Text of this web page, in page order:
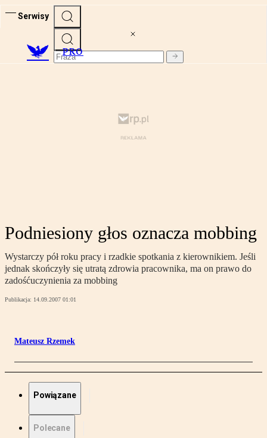
Serwisy
PRO
Podniesiony głos oznacza mobbing
Wystarczy pół roku pracy i rzadkie spotkania z kierownikiem. Jeśli
jednak skończyły się utratą zdrowia pracownika, ma on prawo do
zadośćuczynienia za mobbing
Publikacja: 14.09.2007 01:01
Mateusz Rzemek
Powiązane
Polecane